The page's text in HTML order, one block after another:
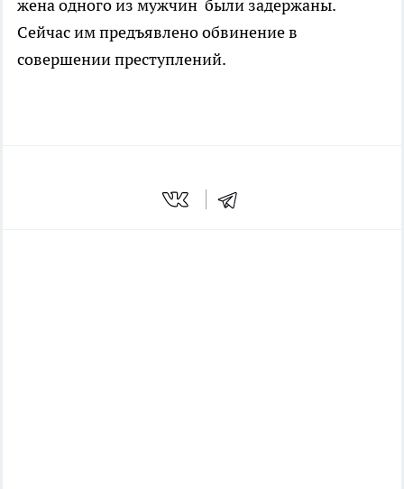
жена одного из мужчин были задержаны.
Сейчас им предъявлено обвинение в
совершении преступлений.